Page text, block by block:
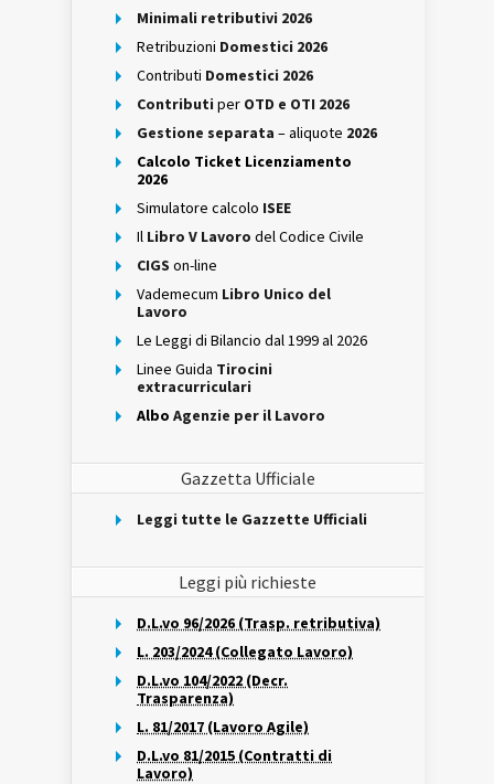
Minimali retributivi 2026
Retribuzioni Domestici 2026
Contributi Domestici 2026
Contributi per OTD e OTI 2026
Gestione separata – aliquote 2026
Calcolo Ticket Licenziamento
2026
Simulatore calcolo ISEE
Il Libro V Lavoro del Codice Civile
CIGS on-line
Vademecum Libro Unico del
Lavoro
Le Leggi di Bilancio dal 1999 al 2026
Linee Guida Tirocini
extracurriculari
Albo Agenzie per il Lavoro
Gazzetta Ufficiale
Leggi tutte le Gazzette Ufficiali
Leggi più richieste
D.L.vo 96/2026 (Trasp. retributiva)
L. 203/2024 (Collegato Lavoro)
D.L.vo 104/2022 (Decr.
Trasparenza)
L. 81/2017 (Lavoro Agile)
D.L.vo 81/2015 (Contratti di
Lavoro)